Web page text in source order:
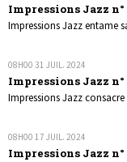
Impressions Jazz
Impressions Jazz entame
08H00 31 JUIL. 2024
Impressions Jazz
Impressions Jazz
08H00 17 JUIL. 2024
Impressions Jazz